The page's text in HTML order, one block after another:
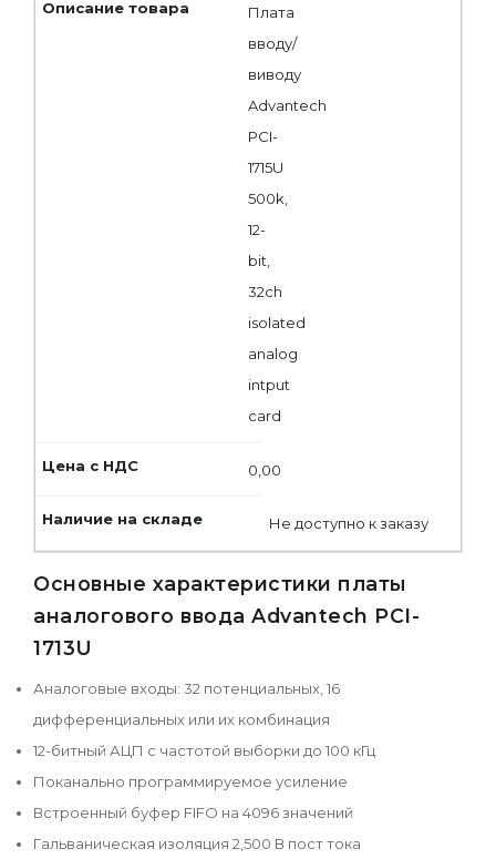
Плата
вводу/
виводу
Advantech
PCI-
1715U
500k,
12-
bit,
32ch
isolated
analog
intput
card
0,00
Не доступно к заказу
Основные характеристики платы
аналогового ввода Advantech PCI-
1713U
Аналоговые входы: 32 потенциальных, 16
дифференциальных или их комбинация
12-битный АЦП с частотой выборки до 100 кГц
Поканально программируемое усиление
Встроенный буфер FIFO на 4096 значений
Гальваническая изоляция 2,500 В пост тока